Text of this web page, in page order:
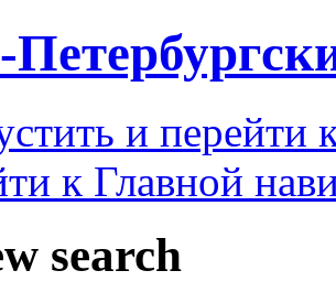
и перейти
к Главной
search